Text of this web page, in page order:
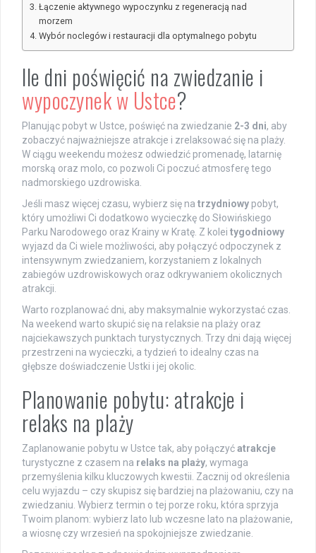
Łączenie aktywnego wypoczynku z regeneracją nad
morzem
Wybór noclegów i restauracji dla optymalnego pobytu
Ile dni poświęcić na zwiedzanie i
wypoczynek w Ustce?
Planując pobyt w Ustce, poświęć na zwiedzanie 2-3 dni, aby
zobaczyć najważniejsze atrakcje i zrelaksować się na plaży.
W ciągu weekendu możesz odwiedzić promenadę, latarnię
morską oraz molo, co pozwoli Ci poczuć atmosferę tego
nadmorskiego uzdrowiska.
Jeśli masz więcej czasu, wybierz się na trzydniowy pobyt,
który umożliwi Ci dodatkowo wycieczkę do Słowińskiego
Parku Narodowego oraz Krainy w Kratę. Z kolei tygodniowy
wyjazd da Ci wiele możliwości, aby połączyć odpoczynek z
intensywnym zwiedzaniem, korzystaniem z lokalnych
zabiegów uzdrowiskowych oraz odkrywaniem okolicznych
atrakcji.
Warto rozplanować dni, aby maksymalnie wykorzystać czas.
Na weekend warto skupić się na relaksie na plaży oraz
najciekawszych punktach turystycznych. Trzy dni dają więcej
przestrzeni na wycieczki, a tydzień to idealny czas na
głębsze doświadczenie Ustki i jej okolic.
Planowanie pobytu: atrakcje i
relaks na plaży
Zaplanowanie pobytu w Ustce tak, aby połączyćatrakcje
turystyczne z czasem na relaks na plaży, wymaga
przemyślenia kilku kluczowych kwestii. Zacznij od określenia
celu wyjazdu – czy skupisz się bardziej na plażowaniu, czy na
zwiedzaniu. Wybierz termin o tej porze roku, która sprzyja
Twoim planom: wybierz lato lub wczesne lato na plażowanie,
a wiosnę czy wrzesień na spokojniejsze zwiedzanie.